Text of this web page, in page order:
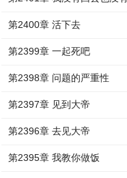
第2400章 活下去
第2399章 一起死吧
第2398章 问题的严重性
第2397章 见到大帝
第2396章 去见大帝
第2395章 我教你做饭